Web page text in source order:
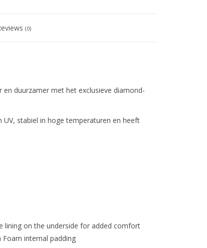
(0)
duurzamer met het exclusieve diamond-
stabiel in hoge temperaturen en heeft
lining on the underside for added comfort
internal padding